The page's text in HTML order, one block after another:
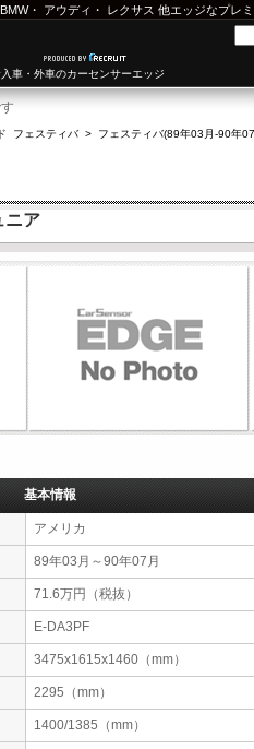
BMW・ アウディ ・ レクサス 他エッジなプレ
車・外車のカーセンサーエッジ
フェスティバ > フェスティバ(89年03月-90年
ニア
基本情報
アメリカ
89年03月～90年07月
71.6万円（税抜）
E-DA3PF
3475x1615x1460（mm）
2295（mm）
1400/1385（mm）